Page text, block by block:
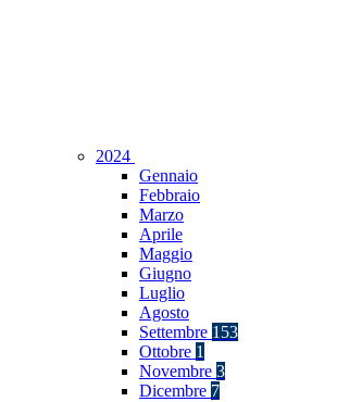
2024
Gennaio
Febbraio
Marzo
Aprile
Maggio
Giugno
Luglio
Agosto
Settembre 153
Ottobre 1
Novembre 3
Dicembre 7